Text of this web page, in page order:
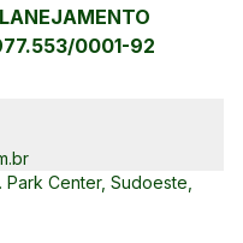
0001-92
Center, Sudoeste,